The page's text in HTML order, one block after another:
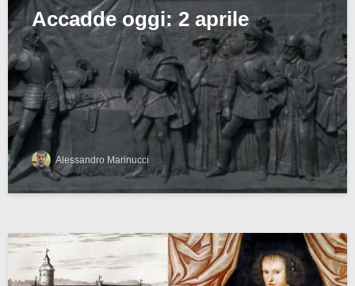
Accadde oggi: 2 aprile
Alessandro Marinucci